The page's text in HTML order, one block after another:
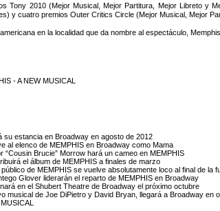
Tony 2010 (Mejor Musical, Mejor Partitura, Mejor Libreto y
y cuatro premios Outer Critics Circle (Mejor Musical, Mejor
en la localidad que da nombre al espectáculo,
- A NEW MUSICAL
su estancia en Broadway en agosto de 2012
al elenco de MEMPHIS en Broadway como Mama
“Cousin Brucie” Morrow hará un cameo en MEMPHIS
el álbum de MEMPHIS a finales de marzo
de MEMPHIS se vuelve absolutamente loco al final de la
Glover liderarán el reparto de MEMPHIS en Broadway
en el Shubert Theatre de Broadway el próximo octubre
musical de Joe DiPietro y David Bryan, llegará a Broadway en